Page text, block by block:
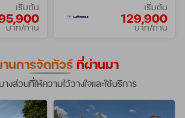
เริ่มต้น
บาท/ท่าน
เริ่มต้น
129,900
บาท/ท่าน
นการจัดทัวร์ ที่ผ่านมา
งส่วนที่ให้ความไว้วางใจและใช้บริการ